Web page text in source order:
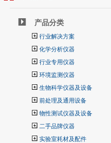
产品分类
行业解决方案
化学分析仪器
行业专用仪器
环境监测仪器
生物科学仪器及设备
前处理及通用设备
物性测试仪器及设备
二手品牌仪器
实验室耗材及配件